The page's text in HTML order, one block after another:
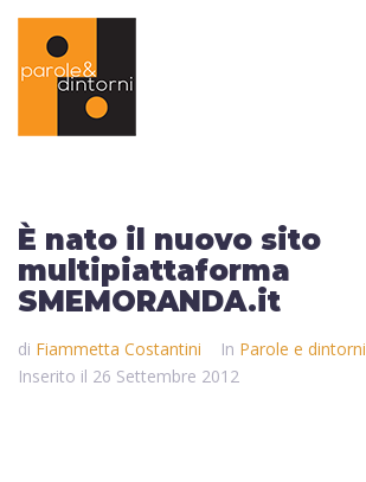
È nato il nuovo sito
multipiattaforma
SMEMORANDA.it
di Fiammetta Costantini In Parole e dintorni
Inserito il 26 Settembre 2012